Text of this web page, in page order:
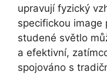
upravují fyzický
specifickou image
studené světlo
a efektivní,
spojováno s